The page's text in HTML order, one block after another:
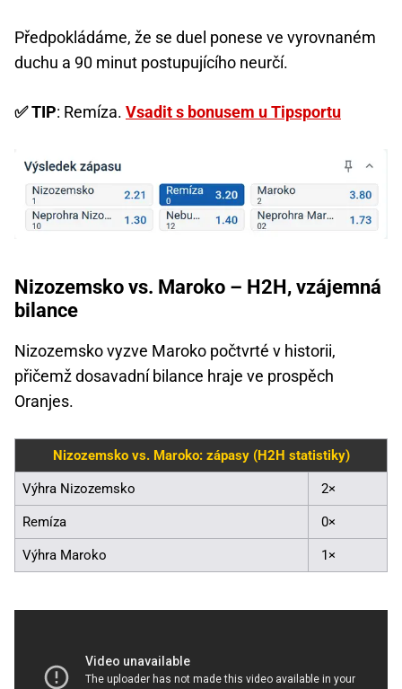
Předpokládáme, že se duel ponese ve vyrovnaném
duchu a 90 minut postupujícího neurčí.
✅ TIP: Remíza. Vsadit s bonusem u Tipsportu
Nizozemsko vs. Maroko – H2H, vzájemná
bilance
Nizozemsko vyzve Maroko počtvrté v historii,
přičemž dosavadní bilance hraje ve prospěch
Oranjes.
Nizozemsko vs. Maroko: zápasy (H2H statistiky)
Výhra Nizozemsko 2×
Remíza 0×
Výhra Maroko 1×